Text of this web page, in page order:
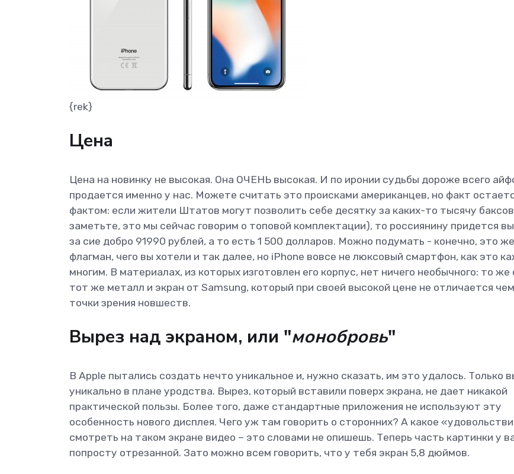
{rek}
Цена
Цена на новинку не высокая. Она ОЧЕНЬ высокая. И по иронии судьбы дороже всего
продается именно у нас. Можете считать это происками американцев, но факт
фактом: если жители Штатов могут позволить себе десятку за каких-то тысячу
заметьте, это мы сейчас говорим о топовой комплектации), то россиянину придется
за сие добро 91990 рублей, а то есть 1 500 долларов. Можно подумать - конечно, это же
флагман, чего вы хотели и так далее, но iPhone вовсе не люксовый смартфон, как это
многим. В материалах, из которых изготовлен его корпус, нет ничего необычного: то же
тот же металл и экран от Samsung, который при своей высокой цене не отличается
точки зрения новшеств.
Вырез над экраном, или "монобровь"
В Apple пытались создать нечто уникальное и, нужно сказать, им это удалось. Только
уникально в плане уродства. Вырез, который вставили поверх экрана, не дает никакой
практической пользы. Более того, даже стандартные приложения не используют эту
особенность нового дисплея. Чего уж там говорить о сторонних? А какое
смотреть на таком экране видео – это словами не опишешь. Теперь часть картинки у
попросту отрезанной. Зато можно всем говорить, что у тебя экран 5,8 дюймов.